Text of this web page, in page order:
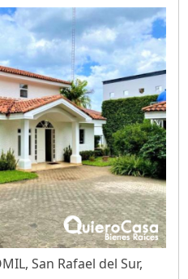
San Rafael del Sur,